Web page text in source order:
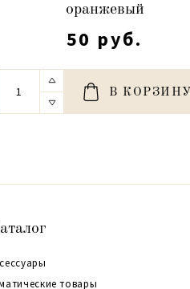
оранжевый
50 руб.
В КОРЗИНУ
товары